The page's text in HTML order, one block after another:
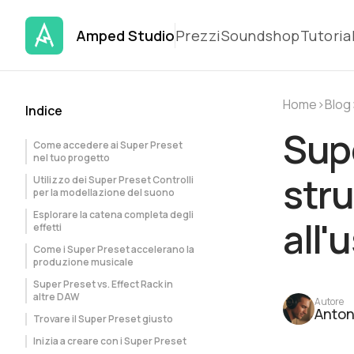
Amped StudioPrezziSoundshop
Indice
Come accedere ai Super Preset
nel tuo progetto
Utilizzo dei Super Preset Controlli
per la modellazione del suono
Esplorare la catena completa degli
effetti
Come i Super Preset accelerano la
produzione musicale
Super Preset vs. Effect Rack in
altre DAW
Trovare il Super Preset giusto
Inizia a creare con i Super Preset
Home›Blog
Autore